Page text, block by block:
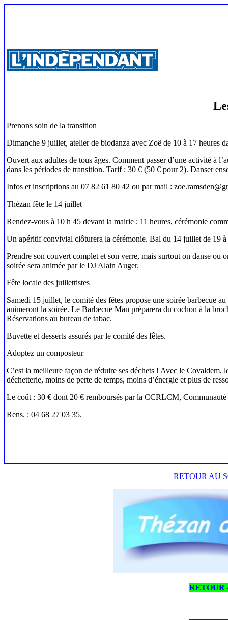
Prenons soin de la transition
Dimanche 9 juillet, atelier de biodanza avec Zoë de 10 à 17 heures
Ouvert aux adultes de tous âges. Comment passer d’une activité à
dans les périodes de transition. Tarif : 30 € (50 € pour 2). Danser
Infos et inscriptions au 07 82 61 80 42 ou par mail :
Thézan fête le 14 juillet
Rendez-vous à 10 h 45 devant la mairie ; 11 heures, cérémonie
Un apéritif convivial clôturera la cérémonie. Bal du 14 juillet de 19
Prendre son couvert complet et son verre, mais surtout on danse ou
soirée sera animée par le DJ Alain Auger.
Fête locale des juillettistes
Samedi 15 juillet, le comité des fêtes propose une soirée barbecue
animeront la soirée. Le Barbecue Man préparera du cochon à la
Réservations au bureau de tabac.
Buvette et desserts assurés par le comité des fêtes.
Adoptez un composteur
C’est la meilleure façon de réduire ses déchets ! Avec le Covaldem,
déchetterie, moins de perte de temps, moins d’énergie et plus de
Le coût : 30 € dont 20 € remboursés par la CCRLCM,
Rens. : 04 68 27 03 35.
RETOUR AU
RETOUR